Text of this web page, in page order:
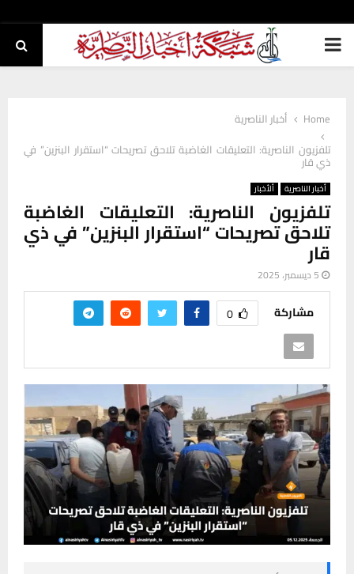
PRIMARY
Home
أخبار الناصرية
تلفزيون الناصرية: التعليقات الغاضبة تلاحق تصريحات “استقرار البنزين” في
ذي قار
أخبار الناصرية ألأخبار
تلفزيون الناصرية: التعليقات الغاضبة
تلاحق تصريحات “استقرار البنزين” في ذي
قار
5 ديسمبر، 2025
مشاركة 0